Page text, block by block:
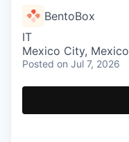
BentoBox
IT
Mexico City, Mexico
Posted on Jul 7, 2026